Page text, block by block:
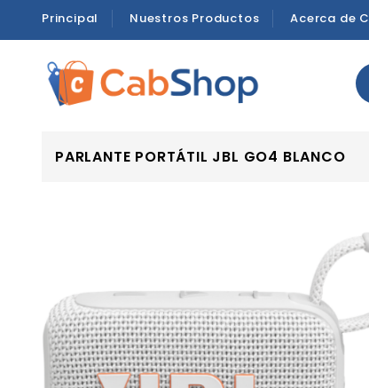
Principal Nuestros Productos Acerca de
PARLANTE PORTÁTIL JBL GO4 BLANCO